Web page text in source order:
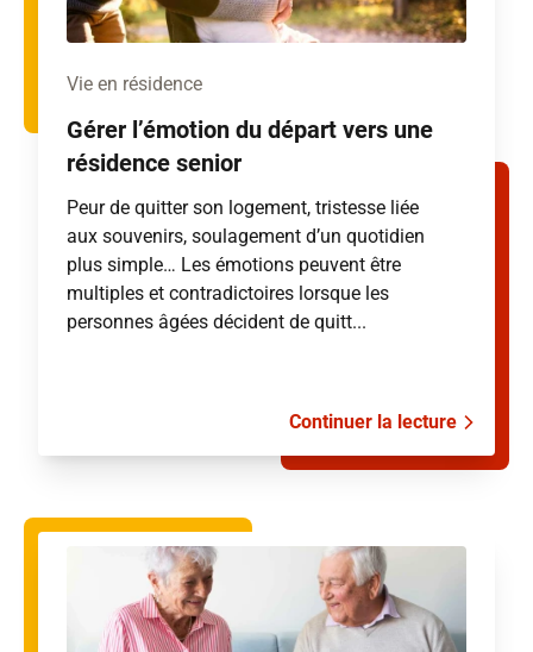
Vie en résidence
Gérer l’émotion du départ vers une
résidence senior
Peur de quitter son logement, tristesse liée
aux souvenirs, soulagement d’un quotidien
plus simple… Les émotions peuvent être
multiples et contradictoires lorsque les
personnes âgées décident de quitt...
Continuer la lecture